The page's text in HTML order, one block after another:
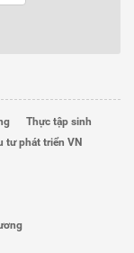
Thực tập sinh
tư phát triển VN